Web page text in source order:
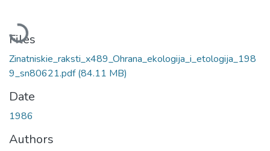
Loading...
Files
Zinatniskie_raksti_x489_Ohrana_ekologija_i_etologija_198
9_sn80621.pdf(84.11 MB)
Date
1986
Authors